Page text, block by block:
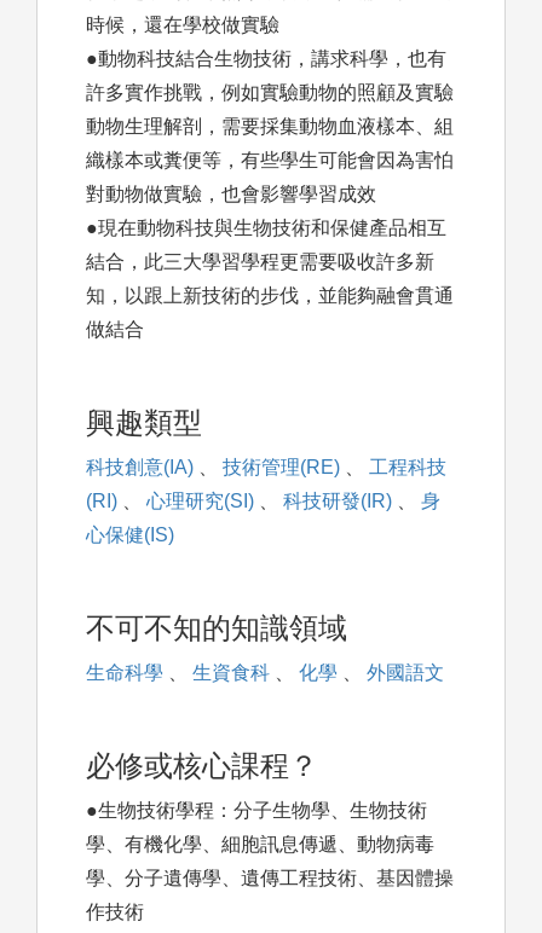
時候，還在學校做實驗
●動物科技結合生物技術，講求科學，也有
許多實作挑戰，例如實驗動物的照顧及實驗
動物生理解剖，需要採集動物血液樣本、組
織樣本或糞便等，有些學生可能會因為害怕
對動物做實驗，也會影響學習成效
●現在動物科技與生物技術和保健產品相互
結合，此三大學習學程更需要吸收許多新
知，以跟上新技術的步伐，並能夠融會貫通
做結合
興趣類型
科技創意(IA) 、 技術管理(RE) 、
工程科技
(RI) 、 心理研究(SI) 、 科技研發(IR) 、
身
心保健(IS)
不可不知的知識領域
生命科學 、 生資食科 、 化學 、 外國語文
必修或核心課程？
●生物技術學程：分子生物學、生物技術
學、有機化學、細胞訊息傳遞、動物病毒
學、分子遺傳學、遺傳工程技術、基因體操
作技術